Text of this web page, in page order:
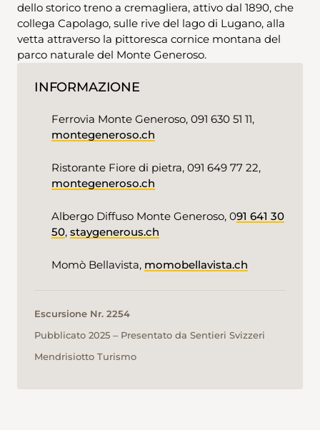
dello storico treno a cremagliera, attivo dal 1890, che
collega Capolago, sulle rive del lago di Lugano, alla
vetta attraverso la pittoresca cornice montana del
parco naturale del Monte Generoso.
INFORMAZIONE
Ferrovia Monte Generoso, 091 630 51 11,
montegeneroso.ch
Ristorante Fiore di pietra, 091 649 77 22,
montegeneroso.ch
Albergo Diffuso Monte Generoso, 091 641 30
50, staygenerous.ch
Momò Bellavista, momobellavista.ch
Escursione Nr. 2254
Pubblicato 2025 ‒ Presentato da Sentieri Svizzeri
Mendrisiotto Turismo